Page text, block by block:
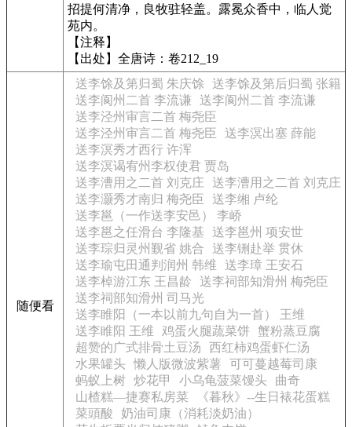
招提何清净，良牧驻轻盖。露冕众香中，临人觉
苑内。
【注释】
【出处】全唐诗：卷212_19
随便看
送李馀及第归蜀 朱庆馀
送李馀及第后归蜀 张籍
送李阆州二首 李流谦
送李阆州二首 李流谦
送李泾州审言二首 梅尧臣
送李泾州审言二首 梅尧臣
送李溟出塞 薛能
送李溟秀才西行 许浑
送李溟谒宥州李权使君 贾岛
送李漕用之二首 刘克庄
送李漕用之二首 刘克庄
送李灏秀才南归 梅尧臣
送李缃 卢纶
送李邕（一作送李安邑） 李峤
送李邕之任滑台 李隆基
送李邕州 项安世
送李琮归灵州觐省 姚合
送李铏赴举 贯休
送李瑜屯田通判润州 韩维
送李璋 王安石
送李棹游江东 王昌龄
送李祠部知滑州 梅尧臣
送李祠部知滑州 司马光
送李睢阳（一本以前九句自为一首） 王维
送李睢阳 王维
鸡蛋火腿蔬菜饼
蟹粉蒸豆腐
超赞的广式排骨土豆汤
西红柿鸡蛋虾仁汤
水果罐头
懒人版微波紫薯
可可蔓越莓司康
蚂蚁上树
炒花甲 小乌龟菠菜馒头
曲奇
山楂糕—捷赛私房菜
《暮秋》--生日裱花蛋糕
菜頭酸
奶油司康（消耗淡奶油）